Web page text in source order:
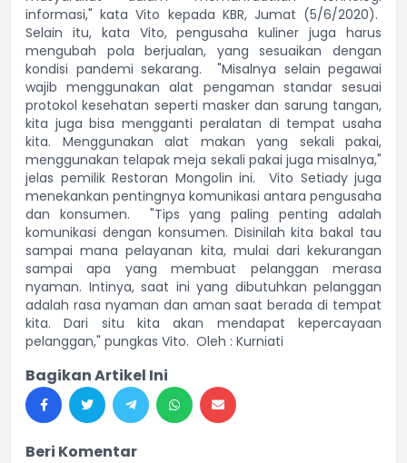
informasi," kata Vito kepada KBR, Jumat (5/6/2020).
Selain itu, kata Vito, pengusaha kuliner juga harus
mengubah pola berjualan, yang sesuaikan dengan
kondisi pandemi sekarang. "Misalnya selain pegawai
wajib menggunakan alat pengaman standar sesuai
protokol kesehatan seperti masker dan sarung tangan,
kita juga bisa mengganti peralatan di tempat usaha
kita. Menggunakan alat makan yang sekali pakai,
menggunakan telapak meja sekali pakai juga misalnya,"
jelas pemilik Restoran Mongolin ini. Vito Setiady juga
menekankan pentingnya komunikasi antara pengusaha
dan konsumen. "Tips yang paling penting adalah
komunikasi dengan konsumen. Disinilah kita bakal tau
sampai mana pelayanan kita, mulai dari kekurangan
sampai apa yang membuat pelanggan merasa
nyaman. Intinya, saat ini yang dibutuhkan pelanggan
adalah rasa nyaman dan aman saat berada di tempat
kita. Dari situ kita akan mendapat kepercayaan
pelanggan," pungkas Vito. Oleh : Kurniati
Bagikan Artikel Ini
Beri Komentar